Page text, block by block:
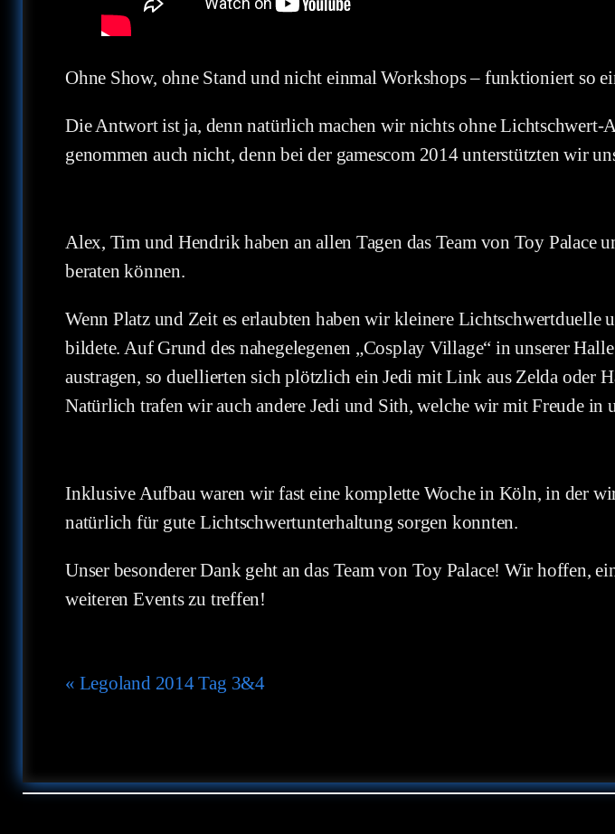
Ohne Show, ohne Stand und nicht einmal Workshops – funktioniert so
Die Antwort ist ja, denn natürlich machen wir nichts ohne
genommen auch nicht, denn bei der gamescom 2014 unterstützten wir
Alex, Tim und Hendrik haben an allen Tagen das Team von Toy Palace
beraten können.
Wenn Platz und Zeit es erlaubten haben wir kleinere
bildete. Auf Grund des nahegelegenen „Cosplay Village“ in unserer
austragen, so duellierten sich plötzlich ein Jedi mit Link aus Zelda oder
Natürlich trafen wir auch andere Jedi und Sith, welche wir mit Freude in
Inklusive Aufbau waren wir fast eine komplette Woche in Köln, in der
natürlich für gute Lichtschwertunterhaltung sorgen konnten.
Unser besonderer Dank geht an das Team von Toy Palace! Wir hoffen,
weiteren Events zu treffen!
Veranstaltung-
« Legoland 2014 Tag 3&4